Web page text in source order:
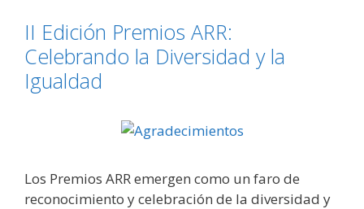
II Edición Premios ARR:
Celebrando la Diversidad y la
Igualdad
Los Premios ARR emergen como un faro de
reconocimiento y celebración de la diversidad y